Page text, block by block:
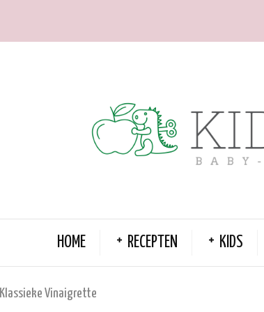
HOME RECEPTEN KIDS
Klassieke Vinaigrette